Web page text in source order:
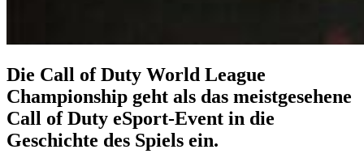
Die Call of Duty World League
Championship geht als das meistgesehene
Call of Duty eSport-Event in die
Geschichte des Spiels ein.